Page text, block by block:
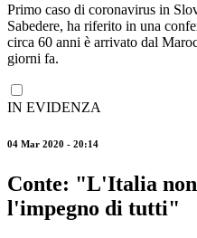
Primo caso di coronavirus in
Sabedere, ha riferito in una
circa 60 anni è arrivato dal
giorni fa.
IN EVIDENZA
04 Mar 2020 - 20:14
Conte: "L'Italia non
l'impegno di tutti"